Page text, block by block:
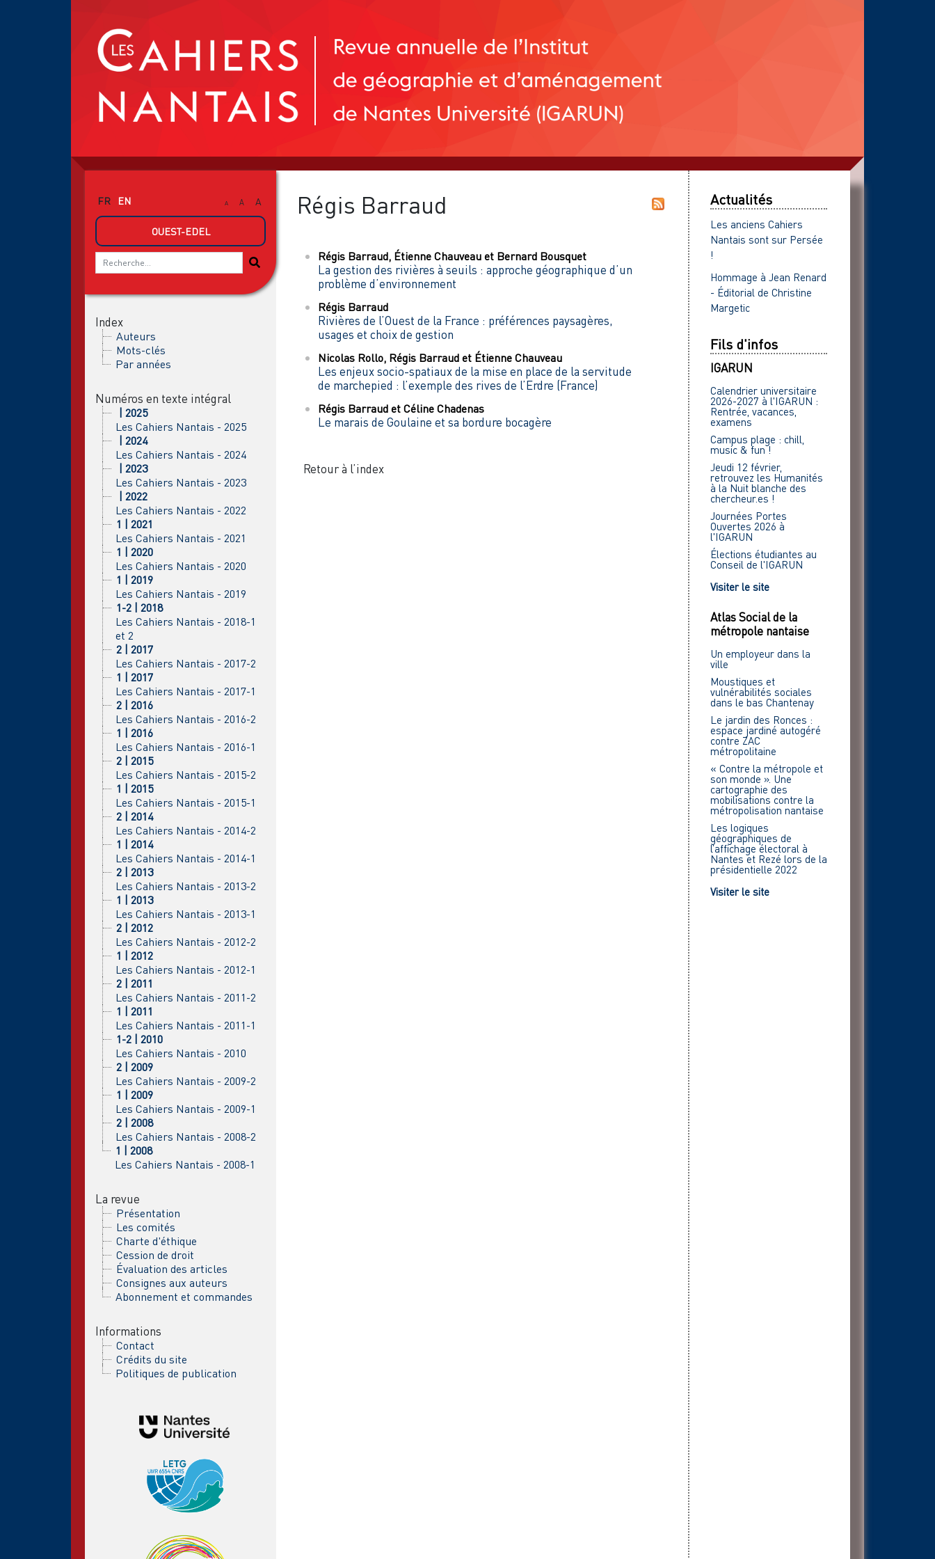
FR EN A A A
OUEST-EDEL
Index
Auteurs
Mots-clés
Par années
Numéros en texte intégral
| 2025
Les Cahiers Nantais - 2025
| 2024
Les Cahiers Nantais - 2024
| 2023
Les Cahiers Nantais - 2023
| 2022
Les Cahiers Nantais - 2022
1 | 2021
Les Cahiers Nantais - 2021
1 | 2020
Les Cahiers Nantais - 2020
1 | 2019
Les Cahiers Nantais - 2019
1-2 | 2018
Les Cahiers Nantais - 2018-1
et 2
2 | 2017
Les Cahiers Nantais - 2017-2
1 | 2017
Les Cahiers Nantais - 2017-1
2 | 2016
Les Cahiers Nantais - 2016-2
1 | 2016
Les Cahiers Nantais - 2016-1
2 | 2015
Les Cahiers Nantais - 2015-2
1 | 2015
Les Cahiers Nantais - 2015-1
2 | 2014
Les Cahiers Nantais - 2014-2
1 | 2014
Les Cahiers Nantais - 2014-1
2 | 2013
Les Cahiers Nantais - 2013-2
1 | 2013
Les Cahiers Nantais - 2013-1
2 | 2012
Les Cahiers Nantais - 2012-2
1 | 2012
Les Cahiers Nantais - 2012-1
2 | 2011
Les Cahiers Nantais - 2011-2
1 | 2011
Les Cahiers Nantais - 2011-1
1-2 | 2010
Les Cahiers Nantais - 2010
2 | 2009
Les Cahiers Nantais - 2009-2
1 | 2009
Les Cahiers Nantais - 2009-1
2 | 2008
Les Cahiers Nantais - 2008-2
1 | 2008
Les Cahiers Nantais - 2008-1
La revue
Présentation
Les comités
Charte d'éthique
Cession de droit
Évaluation des articles
Consignes aux auteurs
Abonnement et commandes
Informations
Contact
Crédits du site
Politiques de publication
Régis Barraud
Régis Barraud, Étienne Chauveau et Bernard Bousquet
La gestion des rivières à seuils : approche géographique d’un
problème d’environnement
Régis Barraud
Rivières de l’Ouest de la France : préférences paysagères,
usages et choix de gestion
Nicolas Rollo, Régis Barraud et Étienne Chauveau
Les enjeux socio-spatiaux de la mise en place de la servitude
de marchepied : l’exemple des rives de l’Erdre (France)
Régis Barraud et Céline Chadenas
Le marais de Goulaine et sa bordure bocagère
Retour à l’index
Actualités
Les anciens Cahiers
Nantais sont sur Persée
!
Hommage à Jean Renard
- Éditorial de Christine
Margetic
Fils d'infos
IGARUN
Calendrier universitaire
2026-2027 à l'IGARUN :
Rentrée, vacances,
examens
Campus plage : chill,
music & fun !
Jeudi 12 février,
retrouvez les Humanités
à la Nuit blanche des
chercheur.es !
Journées Portes
Ouvertes 2026 à
l'IGARUN
Élections étudiantes au
Conseil de l'IGARUN
Visiter le site
Atlas Social de la
métropole nantaise
Un employeur dans la
ville
Moustiques et
vulnérabilités sociales
dans le bas Chantenay
Le jardin des Ronces :
espace jardiné autogéré
contre ZAC
métropolitaine
« Contre la métropole et
son monde ». Une
cartographie des
mobilisations contre la
métropolisation nantaise
Les logiques
géographiques de
l’affichage électoral à
Nantes et Rezé lors de la
présidentielle 2022
Visiter le site